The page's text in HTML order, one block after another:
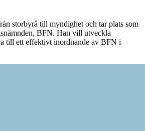
storbyrå till myndighet och tar plats som
BFN. Han vill utveckla
till ett effektivt inordnande av BFN i